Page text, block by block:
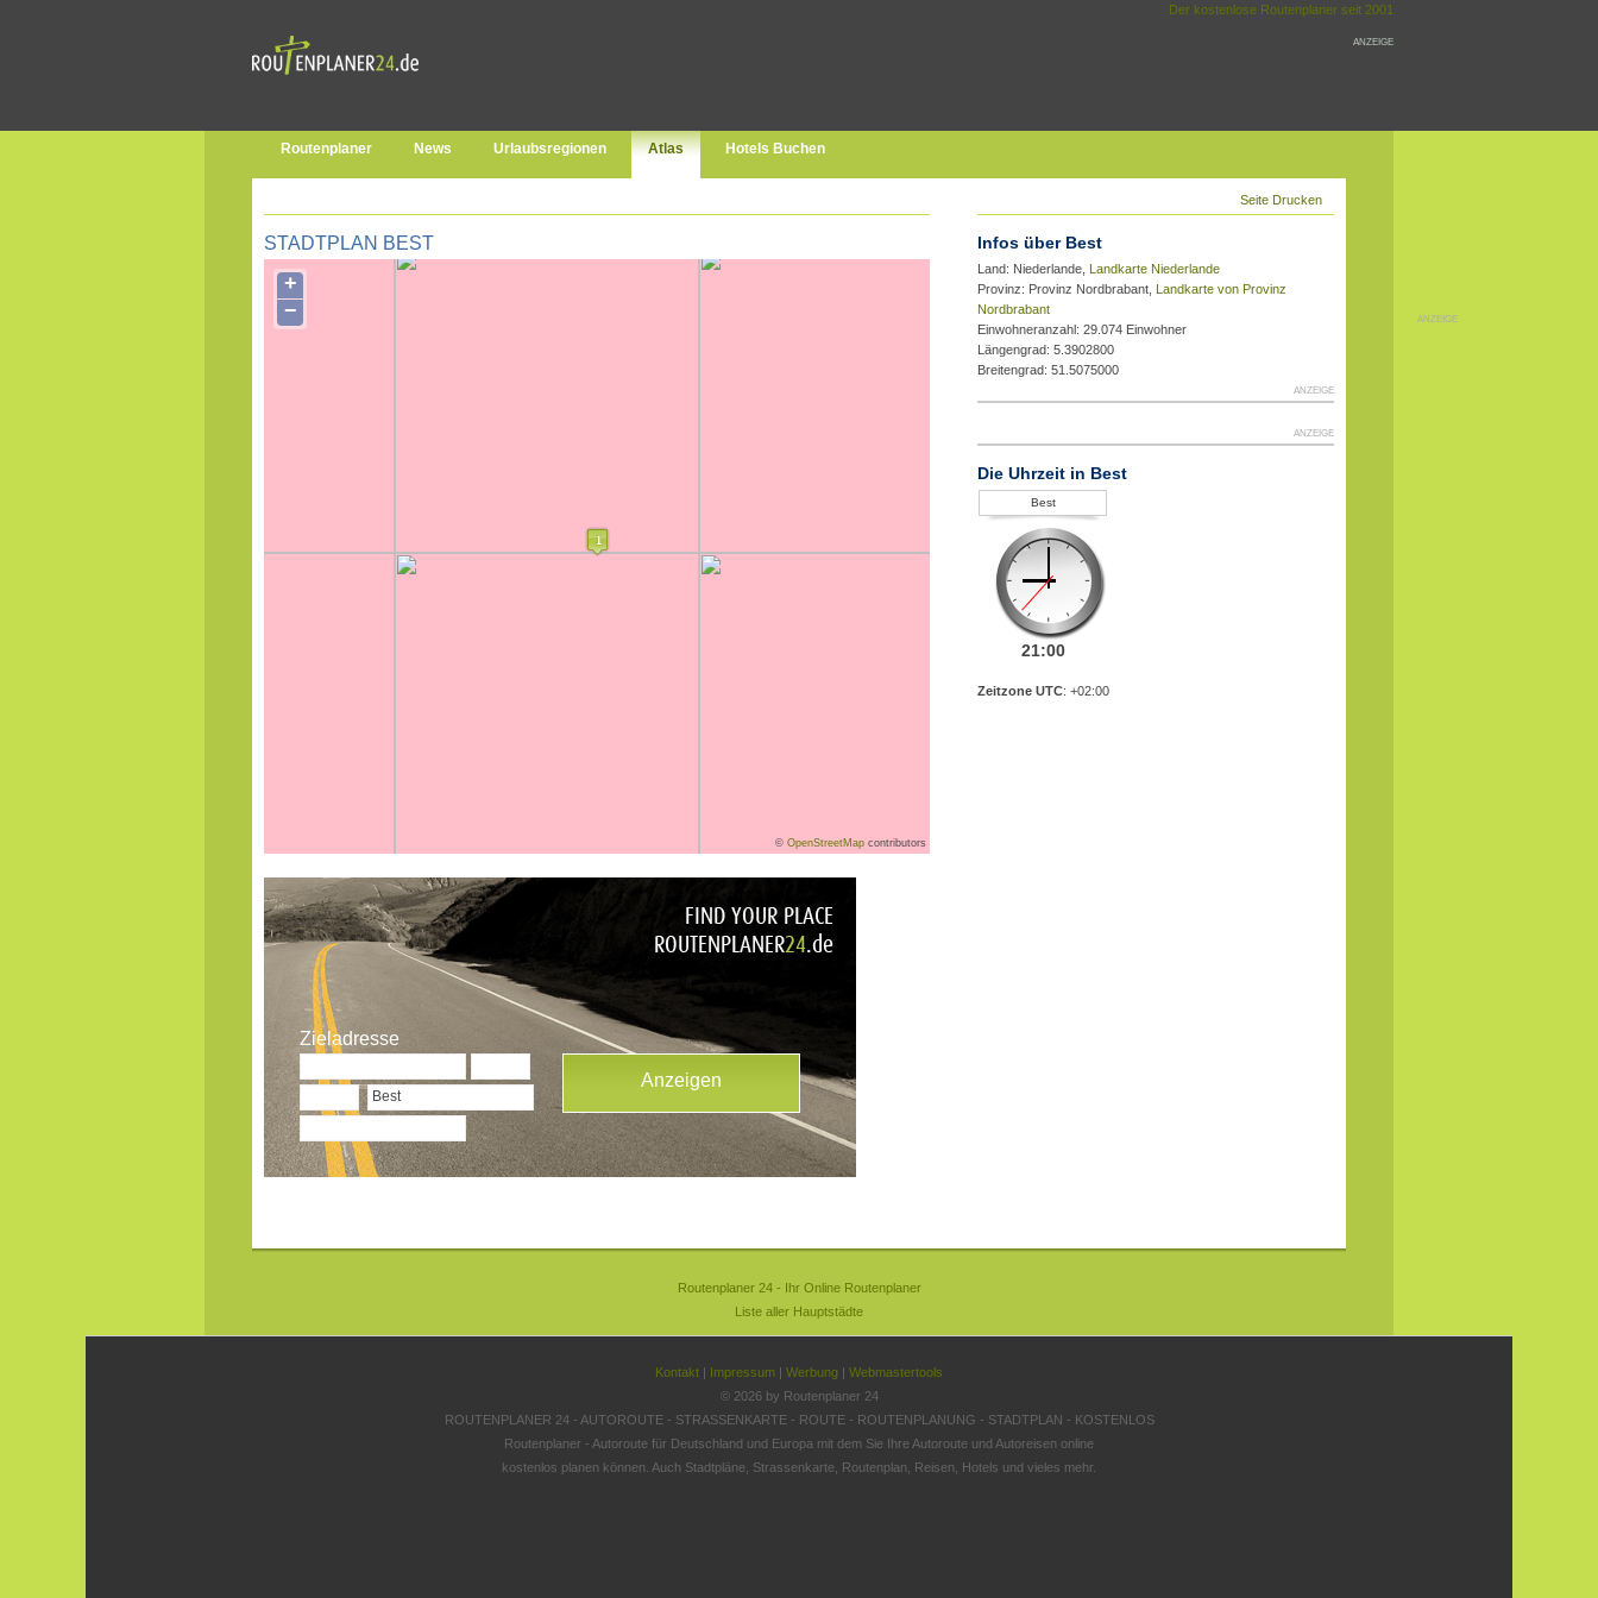
Der kostenlose Routenplaner seit 2001
ANZEIGE
ANZEIGE
Routenplaner News Urlaubsregionen Atlas Hotels Buchen
Seite Drucken
STADTPLAN BEST
+
−
© OpenStreetMap contributors
Zieladresse
Infos über Best
Land: Niederlande, Landkarte Niederlande
Provinz: Provinz Nordbrabant, Landkarte von Provinz
Nordbrabant
Einwohneranzahl: 29.074 Einwohner
Längengrad: 5.3902800
Breitengrad: 51.5075000
ANZEIGE
ANZEIGE
Die Uhrzeit in Best
Best
21:00
Zeitzone UTC: +02:00
Routenplaner 24 - Ihr Online Routenplaner
Liste aller Hauptstädte
Kontakt | Impressum | Werbung | Webmastertools
© 2026 by Routenplaner 24
ROUTENPLANER 24 - AUTOROUTE - STRASSENKARTE - ROUTE - ROUTENPLANUNG - STADTPLAN - KOSTENLOS
Routenplaner - Autoroute für Deutschland und Europa mit dem Sie Ihre Autoroute und Autoreisen online
kostenlos planen können. Auch Stadtpläne, Strassenkarte, Routenplan, Reisen, Hotels und vieles mehr.